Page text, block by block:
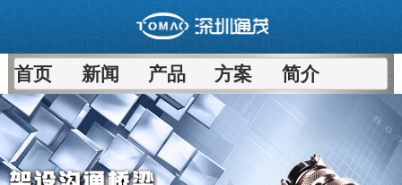
首页 新闻 产品 方案 简介